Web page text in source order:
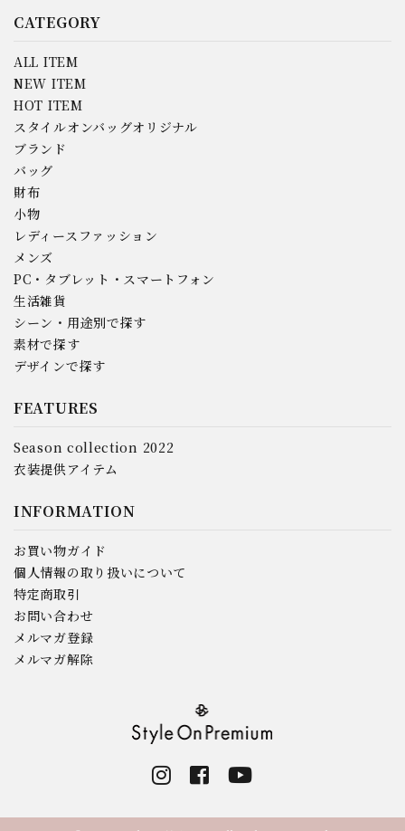
CATEGORY
ALL ITEM
NEW ITEM
HOT ITEM
スタイルオンバッグオリジナル
ブランド
バッグ
財布
小物
レディースファッション
メンズ
PC・タブレット・スマートフォン
生活雑貨
シーン・用途別で探す
素材で探す
デザインで探す
FEATURES
Season collection 2022
衣装提供アイテム
INFORMATION
お買い物ガイド
個人情報の取り扱いについて
特定商取引
お問い合わせ
メルマガ登録
メルマガ解除